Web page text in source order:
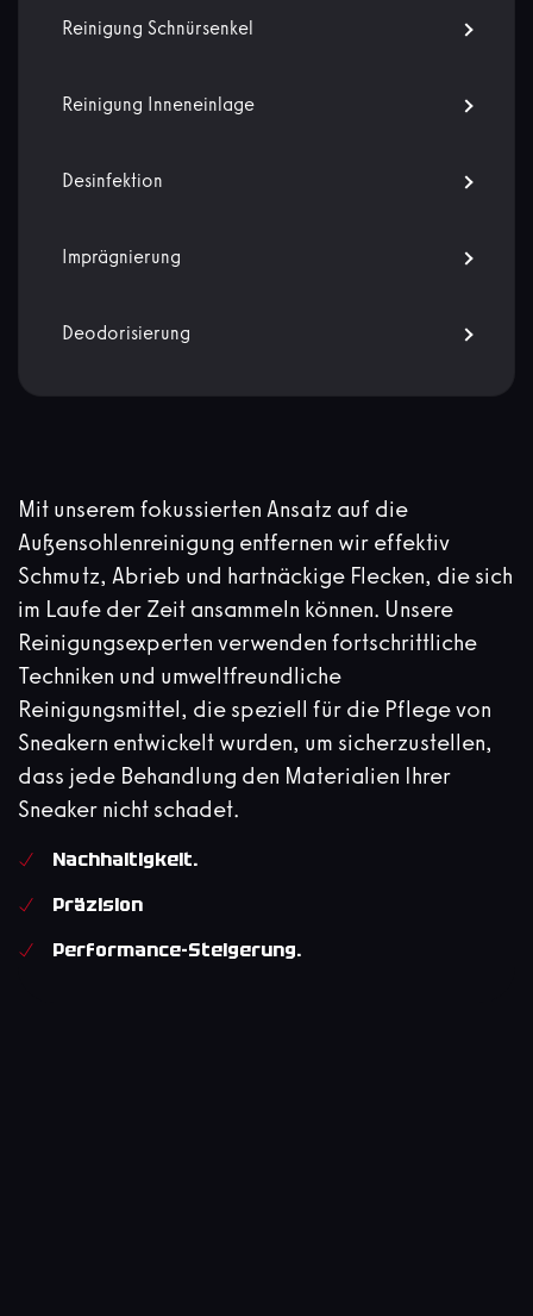
Mit unserem fokussierten Ansatz auf die
Außensohlenreinigung entfernen wir effektiv
Schmutz, Abrieb und hartnäckige Flecken, die sich
im Laufe der Zeit ansammeln können. Unsere
Reinigungsexperten verwenden fortschrittliche
Techniken und umweltfreundliche
Reinigungsmittel, die speziell für die Pflege von
Sneakern entwickelt wurden, um sicherzustellen,
dass jede Behandlung den Materialien Ihrer
Sneaker nicht schadet.
Nachhaltigkeit.
Präzision
Performance-Steigerung.
Reinigung Schnürsenkel
Reinigung Inneneinlage
Desinfektion
Imprägnierung
Deodorisierung